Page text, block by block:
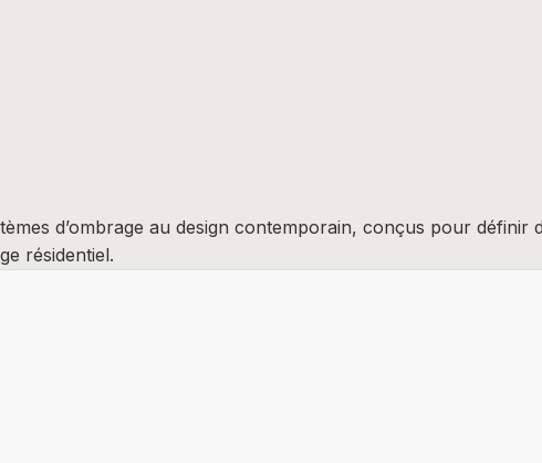
d’ombrage au design contemporain, conçus pour définir
résidentiel.